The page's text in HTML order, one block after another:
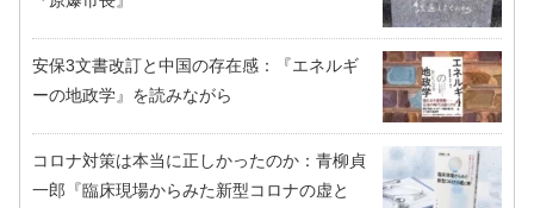
安保3文書改訂と中国の存在感：『エネルギ
ーの地政学』を読みながら
コロナ対策は本当に正しかったのか：青柳貞
一郎『臨床現場からみた新型コロナの虚と